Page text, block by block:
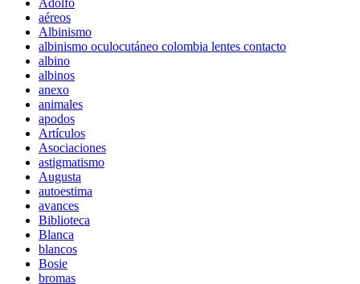
Adolfo
aéreos
Albinismo
albinismo oculocutáneo colombia lentes contacto
albino
albinos
anexo
animales
apodos
Artículos
Asociaciones
astigmatismo
Augusta
autoestima
avances
Biblioteca
Blanca
blancos
Bosie
bromas